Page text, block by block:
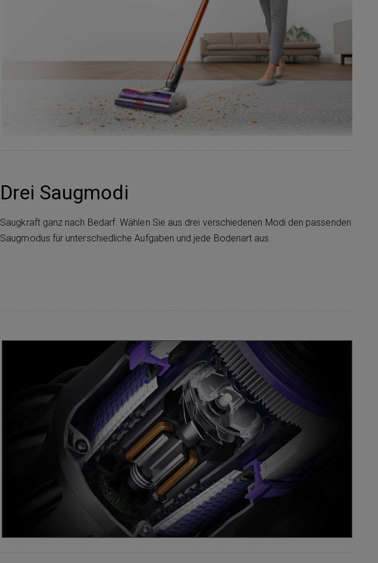
Drei Saugmodi
Saugkraft ganz nach Bedarf. Wählen Sie aus drei verschiedenen Modi den passenden
Saugmodus für unterschiedliche Aufgaben und jede Bodenart aus.